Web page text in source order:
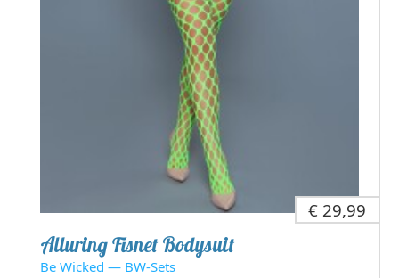
€ 29,99
Alluring Fisnet Bodysuit
Be Wicked — BW-Sets